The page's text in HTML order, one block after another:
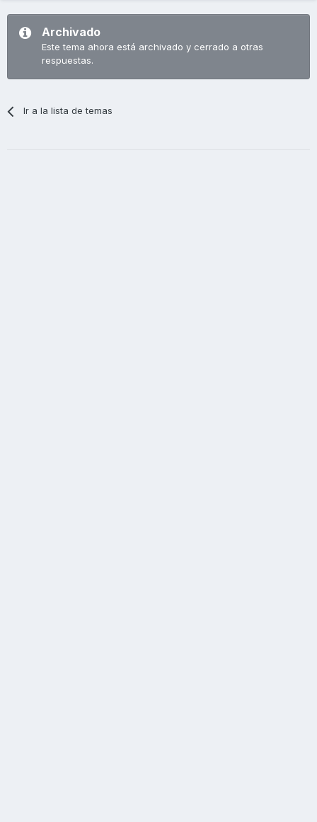
Archivado
Este tema ahora está archivado y cerrado a otras
respuestas.
Ir a la lista de temas